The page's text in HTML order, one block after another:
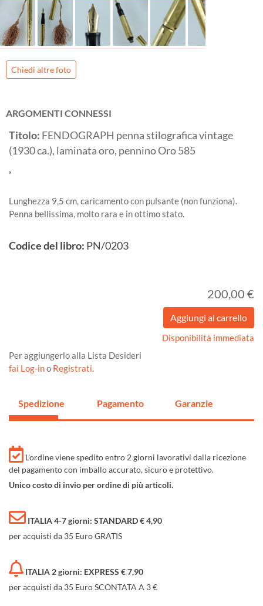
Chiedi altre foto
ARGOMENTI CONNESSI
Titolo: FENDOGRAPH penna stilografica vintage
(1930 ca.), laminata oro, pennino Oro 585
,
Lunghezza 9,5 cm, caricamento con pulsante (non funziona).
Penna bellissima, molto rara e in ottimo stato.
Codice del libro: PN/0203
200,00 €
Disponibilità immediata
Per aggiungerlo alla Lista Desideri
fai Log-ino Registrati.
Spedizione Pagamento Garanzie
L'ordine viene spedito entro 2 giorni lavorativi dalla ricezione
del pagamento con imballo accurato, sicuro e protettivo.
Unico costo di invio per ordine di più articoli.
ITALIA 4-7 giorni: STANDARD € 4,90
per acquisti da 35 Euro GRATIS
ITALIA 2 giorni: EXPRESS € 7,90
per acquisti da 35 Euro SCONTATA A 3 €